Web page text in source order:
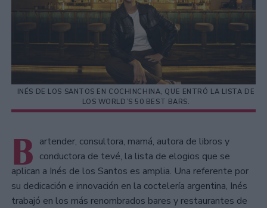
INÉS DE LOS SANTOS EN COCHINCHINA, QUE ENTRÓ LA LISTA DE
LOS WORLD’S 50 BEST BARS.
B artender, consultora, mamá, autora de libros y
conductora de tevé, la lista de elogios que se
aplican a Inés de los Santos es amplia. Una referente por
su dedicación e innovación en la coctelería argentina, Inés
trabajó en los más renombrados bares y restaurantes de